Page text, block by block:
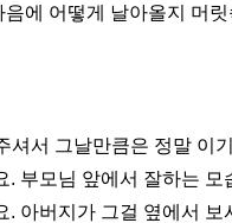
에 어떻게 날아올지 머
셔서 그날만큼은 정말 이
부모님 앞에서 잘하는 모
아버지가 그걸 옆에서 보